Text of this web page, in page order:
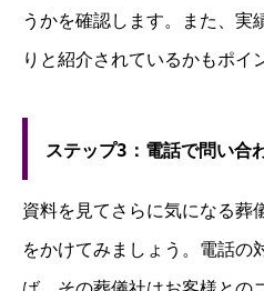
うかを確認します。また、実
りと紹介されているかもポイ
ステップ3：電話で問い合
資料を見てさらに気になる葬
をかけてみましょう。電話の